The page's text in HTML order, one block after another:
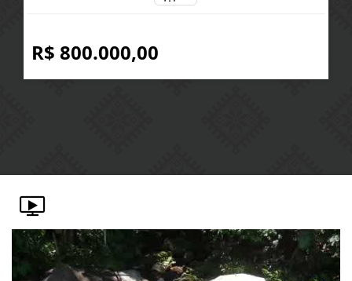
R$ 800.000,00